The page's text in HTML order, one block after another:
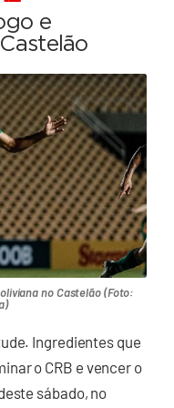
e
no Castelão (Foto:
Ingredientes que
o CRB e vencer o
sábado, no